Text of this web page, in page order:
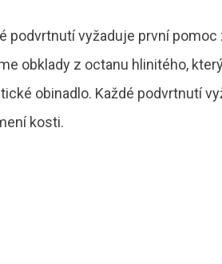
podvrtnutí vyžaduje první
obklady z octanu hlinitého,
obinadlo. Každé podvrtnutí
kosti.